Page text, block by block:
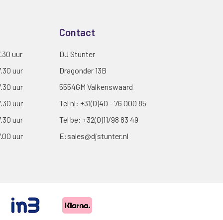
uur
uur
uur
uur
uur
uur
Contact
DJ Stunter
Dragonder 13B
5554GM Valkenswaard
Tel nl: +31(0)40 - 76 000 85
Tel be: +32(0)11/98 83 49
E:sales@djstunter.nl